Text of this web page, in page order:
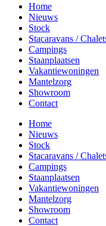
Home
Nieuws
Stock
Stacaravans /
Campings
Staanplaatsen
Vakantiewoningen
Mantelzorg
Showroom
Contact
Home
Nieuws
Stock
Stacaravans /
Campings
Staanplaatsen
Vakantiewoningen
Mantelzorg
Showroom
Contact